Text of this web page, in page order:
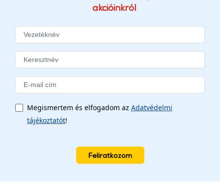
akcióinkról
Megismertem és elfogadom az Adatvédelmi
tájékoztatót!
Feliratkozom